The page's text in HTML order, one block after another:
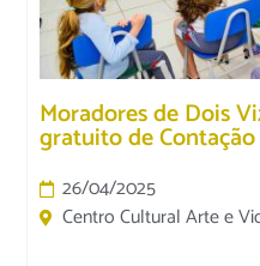
Moradores de Dois
gratuito de
26/04/2025
Centro Cultural Arte e